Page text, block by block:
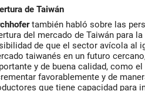
de Taiwán
también habló sobre las
del mercado de Taiwán para
de que el sector avícola al
taiwanés en un futuro
y de buena calidad, como
favorablemente y de
que tiene capacidad para